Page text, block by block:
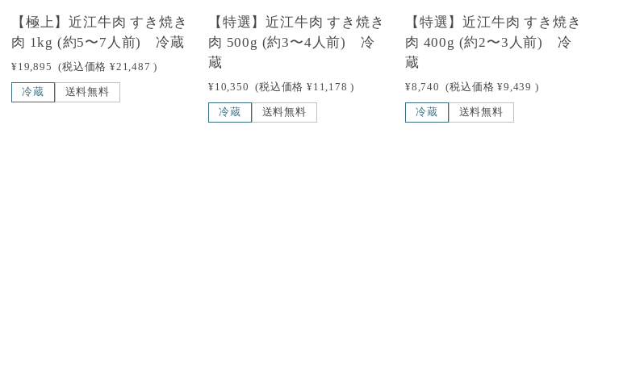
【極上】近江牛肉 すき焼き
肉 1kg (約5〜7人前) 冷蔵
¥19,895 (税込価格 ¥21,487 )
冷蔵 送料無料
【特選】近江牛肉 すき焼き
肉 500g (約3〜4人前) 冷
蔵
¥10,350 (税込価格 ¥11,178 )
冷蔵 送料無料
【特選】近江牛肉 すき焼き
肉 400g (約2〜3人前) 冷
蔵
¥8,740 (税込価格 ¥9,439 )
冷蔵 送料無料